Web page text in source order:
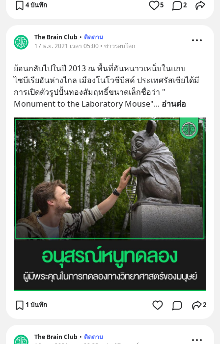
4 บันทึก 5 2
The Brain Club • ติดตาม
17 พ.ย. 2021 เวลา 05:00 • ข่าวรอบโลก
ย้อนกลับไปในปี 2013 ณ พื้นที่อันหนาวเหน็บในแถบ
ไซบีเรียอันห่างไกล เมืองโนโวซีบีสค์ ประเทศรัสเซียได้มี
การเปิดตัวรูปปั้นทองสัมฤทธิ์ขนาดเล็กชื่อว่า "
Monument to the Laboratory Mouse"... อ่านต่อ
1 บันทึก 2
The Brain Club • ติดตาม